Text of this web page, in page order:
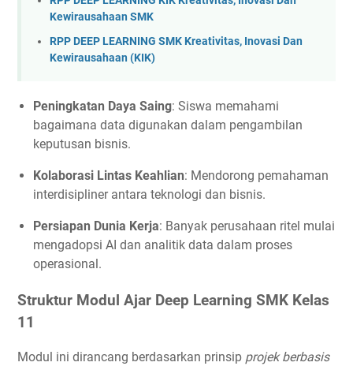
Kewirausahaan SMK
RPP DEEP LEARNING SMK Kreativitas, Inovasi Dan
Kewirausahaan (KIK)
Peningkatan Daya Saing: Siswa memahami
bagaimana data digunakan dalam pengambilan
keputusan bisnis.
Kolaborasi Lintas Keahlian: Mendorong pemahaman
interdisipliner antara teknologi dan bisnis.
Persiapan Dunia Kerja: Banyak perusahaan ritel mulai
mengadopsi AI dan analitik data dalam proses
operasional.
Struktur Modul Ajar Deep Learning SMK Kelas
11
Modul ini dirancang berdasarkan prinsip projek berbasis